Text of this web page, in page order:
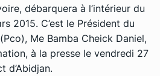
débarquera à l’intérieur du
2015. C’est le Président du
Me Bamba Cheick Daniel,
à la presse le vendredi 27
d’Abidjan.